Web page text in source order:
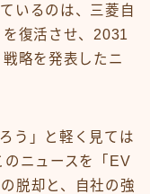
いるのは、三菱自
復活させ、2031
略を発表したニ
う」と軽く見ては
のニュースを「EV
脱却と、自社の強